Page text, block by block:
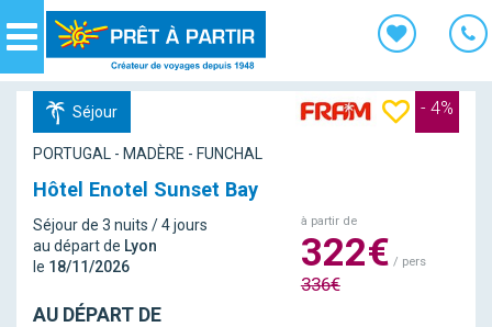
Navigation
Séjour - 4%
PORTUGAL - MADÈRE - FUNCHAL
Hôtel Enotel Sunset Bay
Séjour de 3 nuits / 4 jours
au départ de Lyon
le 18/11/2026
à partir de
322€ / pers
336€
AU DÉPART DE
Panneau de gestion des cookies